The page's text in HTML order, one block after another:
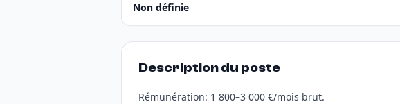
Non définie
Description du poste
Rémunération: 1 800–3 000 €/mois brut.